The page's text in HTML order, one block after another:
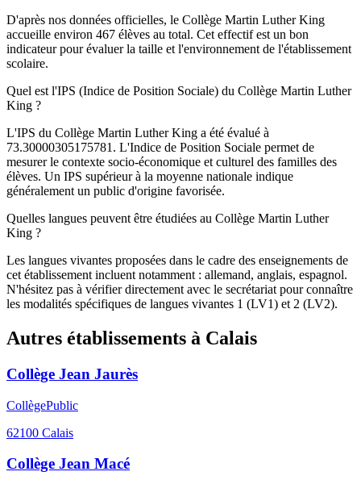
D'après nos données officielles, le Collège Martin Luther King
accueille environ 467 élèves au total. Cet effectif est un bon
indicateur pour évaluer la taille et l'environnement de l'établissement
scolaire.
Quel est l'IPS (Indice de Position Sociale) du Collège Martin Luther
King ?
L'IPS du Collège Martin Luther King a été évalué à
73.30000305175781. L'Indice de Position Sociale permet de
mesurer le contexte socio-économique et culturel des familles des
élèves. Un IPS supérieur à la moyenne nationale indique
généralement un public d'origine favorisée.
Quelles langues peuvent être étudiées au Collège Martin Luther
King ?
Les langues vivantes proposées dans le cadre des enseignements de
cet établissement incluent notamment : allemand, anglais, espagnol.
N'hésitez pas à vérifier directement avec le secrétariat pour connaître
les modalités spécifiques de langues vivantes 1 (LV1) et 2 (LV2).
Autres établissements à Calais
Collège Jean Jaurès
CollègePublic
62100 Calais
Collège Jean Macé